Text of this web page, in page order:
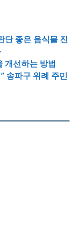
단 좋은 음식물 진
개선하는 방법
송파구 위례 주민